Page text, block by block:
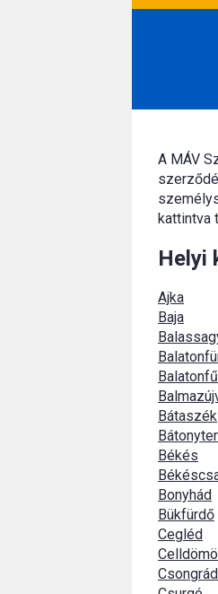
A MÁV
kattintva
Helyi
Ajka
Baja
Bátaszék
Békés
Bonyhád
Bükfürdő
Cegléd
Csongrád